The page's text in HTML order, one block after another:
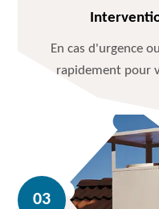
En cas d'urgence
rapidement pour